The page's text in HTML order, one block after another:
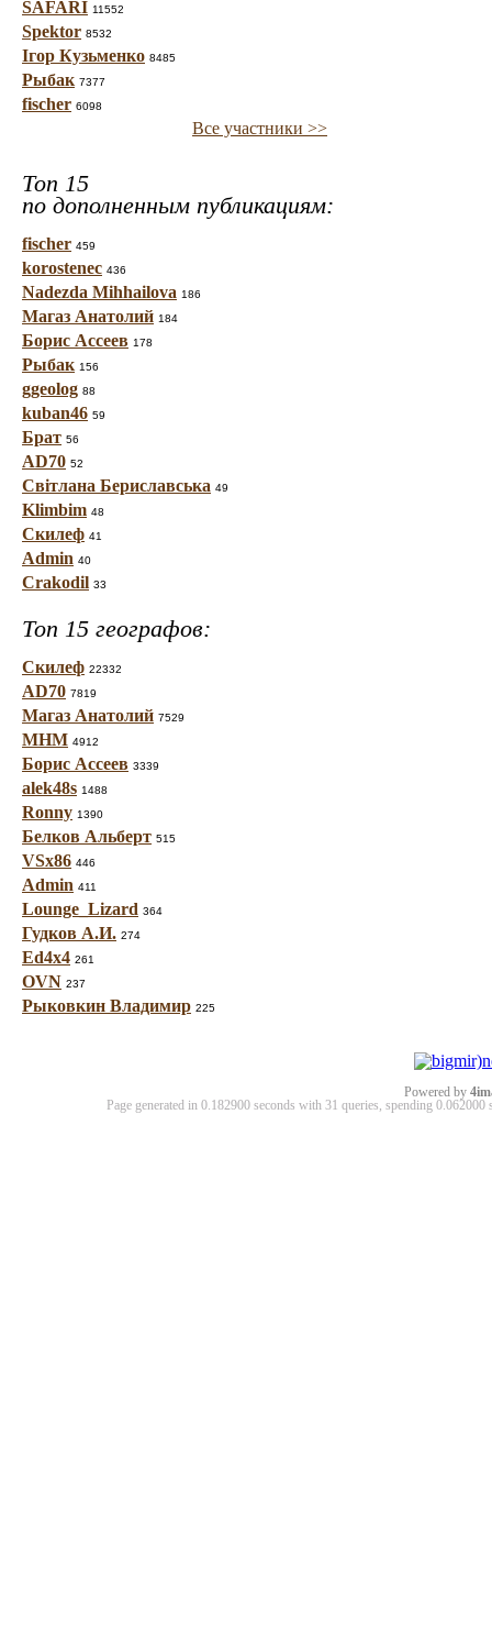
SAFARI 11552
Spektor 8532
Ігор Кузьменко 8485
Рыбак 7377
fischer 6098
Все участники >>
Топ 15
по дополненным публикациям:
fischer 459
korostenec 436
Nadezda Mihhailova 186
Магаз Анатолий 184
Борис Ассеев 178
Рыбак 156
ggeolog 88
kuban46 59
Брат 56
AD70 52
Світлана Бериславська 49
Klimbim 48
Скилеф 41
Admin 40
Crakodil 33
Топ 15 географов:
Скилеф 22332
AD70 7819
Магаз Анатолий 7529
МНМ 4912
Борис Ассеев 3339
alek48s 1488
Ronny 1390
Белков Альберт 515
VSx86 446
Admin 411
Lounge_Lizard 364
Гудков А.И. 274
Ed4x4 261
OVN 237
Рыковкин Владимир 225
Powered by
Page generated in 0.182900 seconds with 31 queries, spending